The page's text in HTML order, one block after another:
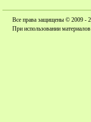
Все права защищены © 2009 -
При использовании